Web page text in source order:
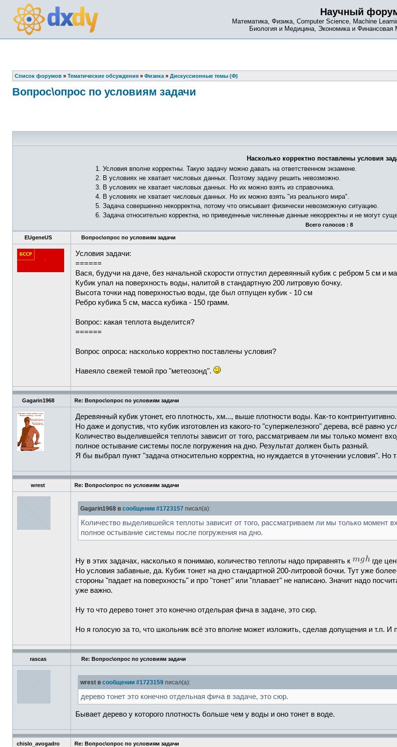
Научный
Математика, Физика, Computer Science, Machine
Биология и Медицина, Экономика и Финансовая
Список форумов » Тематические обсуждения » Физика » Дискуссионные темы (Ф)
Вопрос\опрос по условиям задачи
Насколько корректно поставлены условия
1. Условия вполне корректны. Такую задачу можно давать на ответственном экзамене.
2. В условиях не хватает числовых данных. Поэтому задачу решить невозможно.
3. В условиях не хватает числовых данных. Но их можно взять из справочника.
4. В условиях не хватает числовых данных. Но их можно взять "из реального мира".
5. Задача совершенно некорректна, потому что описывает физически невозможную ситуацию.
6. Задача относительно корректна, но приведенные численные данные некорректны и не могут
Всего голосов : 8
EUgeneUS Вопрос\опрос по условиям задачи
Условия задачи:
======
Вася, будучи на даче, без начальной скорости отпустил деревянный кубик c ребром 5 см и
Кубик упал на поверхность воды, налитой в стандартную 200 литровую бочку.
Высота точки над поверхностью воды, где был отпущен кубик - 10 см
Ребро кубика 5 см, масса кубика - 150 грамм.
Вопрос: какая теплота выделится?
======
Вопрос опроса: насколько корректно поставлены условия?
Навеяло свежей темой про "метеозонд".
Gagarin1968 Re: Вопрос\опрос по условиям задачи
Деревянный кубик утонет, его плотность, хм..., выше плотности воды. Как-то контринтуитивно.
Но даже и допустив, что кубик изготовлен из какого-то "супержелезного" дерева, всё равно
Количество выделившейся теплоты зависит от того, рассматриваем ли мы только момент
полное остывание системы после погружения на дно. Результат должен быть разный.
Я бы выбрал пункт "задача относительно корректна, но нуждается в уточнении условия". Но
wrest Re: Вопрос\опрос по условиям задачи
Gagarin1968 в сообщении #1723157 писал(а):
Количество выделившейся теплоты зависит от того, рассматриваем ли мы только момент
полное остывание системы после погружения на дно.
Ну в этих задачах, насколько я понимаю, количество теплоты надо приравнять к где
Но условия забавные, да. Кубик тонет на дно стандартной 200-литровой бочки. Тут уже
стороны "падает на поверхность" и про "тонет" или "плавает" не написано. Значит надо
уже важно.
Ну то что дерево тонет это конечно отдельрая фича в задаче, это сюр.
Но я голосую за то, что школьник всё это вполне может изложить, сделав допущения и т.п. И
rascas Re: Вопрос\опрос по условиям задачи
wrest в сообщении #1723159 писал(а):
дерево тонет это конечно отдельная фича в задаче, это сюр.
Бывает дерево у которого плотность больше чем у воды и оно тонет в воде.
chislo_avogadro Re: Вопрос\опрос по условиям задачи